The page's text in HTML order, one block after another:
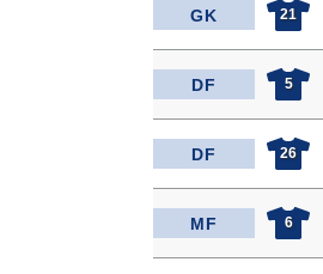
GK 21
DF 5
DF 26
MF 6